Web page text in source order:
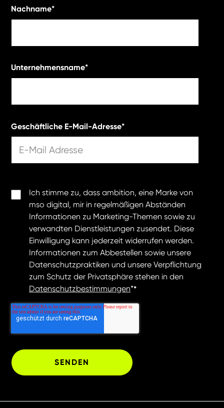
Nachname*
Unternehmensname*
Geschäftliche E-Mail-Adresse*
Ich stimme zu, dass ambition, eine Marke von
mso digital, mir in regelmäßigen Abständen
Informationen zu Marketing-Themen sowie zu
verwandten Dienstleistungen zusendet. Diese
Einwilligung kann jederzeit widerrufen werden.
Informationen zum Abbestellen sowie unsere
Datenschutzpraktiken und unsere Verpflichtung
zum Schutz der Privatsphäre stehen in den
Datenschutzbestimmungen**